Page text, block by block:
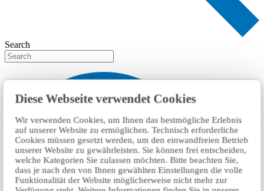
Diese Webseite verwendet Cookies
Wir verwenden Cookies, um Ihnen das bestmögliche Erlebnis
auf unserer Website zu ermöglichen. Technisch erforderliche
Cookies müssen gesetzt werden, um den einwandfreien Betrieb
unserer Website zu gewährleisten. Sie können frei entscheiden,
welche Kategorien Sie zulassen möchten. Bitte beachten Sie,
dass je nach den von Ihnen gewählten Einstellungen die volle
Funktionalität der Website möglicherweise nicht mehr zur
Search